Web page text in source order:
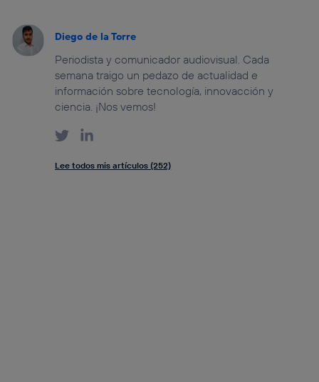
Diego de la Torre
Periodista y comunicador audiovisual. Cada
semana traigo un pedazo de actualidad e
información sobre tecnología, innovacción y
ciencia. ¡Nos vemos!
Lee todos mis artículos (252)